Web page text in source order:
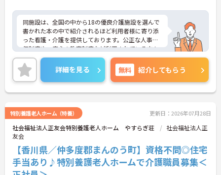
同施設は、全国の中から18の優良介護施設を選んで
書かれた本の中で紹介されるほど利用者様に寄り添
った看護・介護を提供しております。公正な人事評
価制度や、安心の教育制度など利用されている方も
働いている職員も充実した生活を送ることができる
環境が整っております。年間休日110日以上、残業
はほとんど無しとご家庭やプライベートとも両立が
しやすく、長く安心して勤務していただける職場で
す。
ご興味のある方には、面接対策ポイントなどさらに
詳細をお話いたしますので、お気軽にご相談くださ
い。
詳細を見る 無料 紹介してもらう
特別養護老人ホーム（特養） 更新日：2026年07月28日
社会福祉法人正友会特別養護老人ホーム やすらぎ荘
社会福祉法人正
友会
【香川県／仲多度郡まんのう町】資格不問◎住宅
手当あり♪特別養護老人ホームで介護職員募集＜